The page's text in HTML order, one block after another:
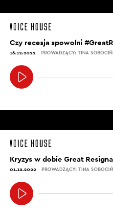
Czy recesja spowolni
16.12.2022 PROWADZĄCY: TINA
Kryzys w dobie Great
01.12.2022 PROWADZĄCY: TINA